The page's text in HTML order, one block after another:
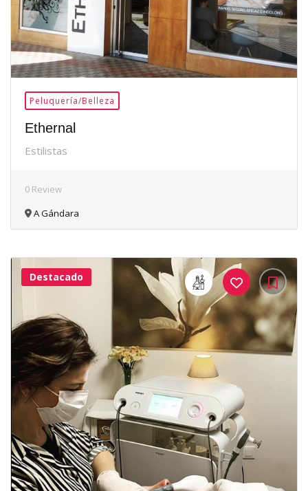
Peluquería/Belleza
Ethernal
Estilistas
0 Review
A Gándara
16Me
Gusta
Destacado